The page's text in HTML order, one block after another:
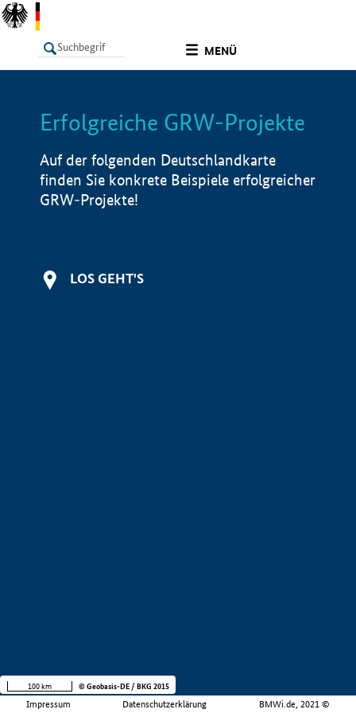
MENÜ
LISTE Info
Erfolgreiche GRW-Projekte
Auf der folgenden Deutschlandkarte
finden Sie konkrete Beispiele erfolgreicher
GRW-Projekte!
LOS GEHT'S
Impressum Datenschutzerklärung BMWi.de, 2021 ©
100 km © Geobasis-DE / BKG 2015